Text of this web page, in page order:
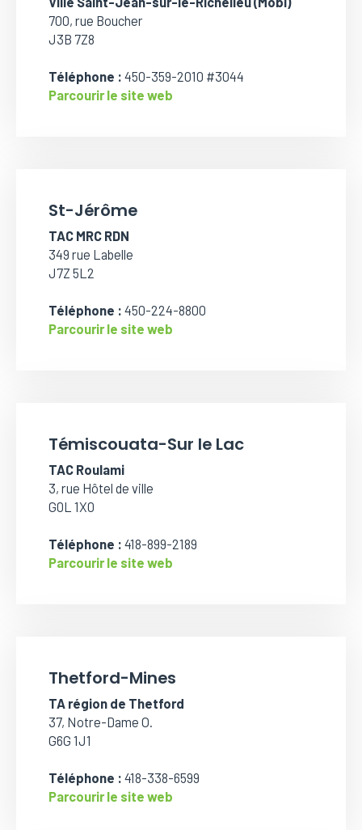
700, rue Boucher
J3B 7Z8
Téléphone : 450-359-2010 #3044
Parcourir le site web
St-Jérôme
TAC MRC RDN
349 rue Labelle
J7Z 5L2
Téléphone : 450-224-8800
Parcourir le site web
Témiscouata-Sur le Lac
TAC Roulami
3, rue Hôtel de ville
G0L 1X0
Téléphone : 418-899-2189
Parcourir le site web
Thetford-Mines
TA région de Thetford
37, Notre-Dame O.
G6G 1J1
Téléphone : 418-338-6599
Parcourir le site web